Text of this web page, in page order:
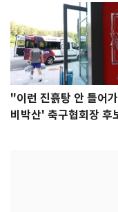
"이런 진흙탕 안 들어
비박산' 축구협회장 후